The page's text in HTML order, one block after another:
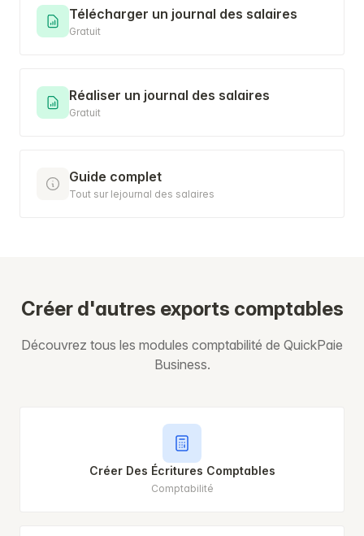
Télécharger un journal des salaires
Gratuit
Réaliser un journal des salaires
Gratuit
Guide complet
Tout sur lejournal des salaires
Créer d'autres exports comptables
Découvrez tous les modules comptabilité de QuickPaie
Business.
Créer Des Écritures Comptables
Comptabilité